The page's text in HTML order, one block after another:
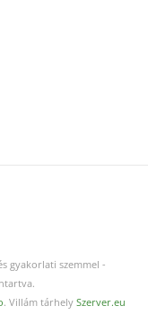
gyakorlati szemmel -
. Villám tárhely Szerver.eu